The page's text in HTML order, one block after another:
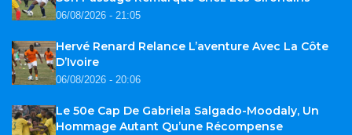
06/08/2026 - 21:05
Hervé Renard Relance L’aventure Avec La Côte
D’Ivoire
06/08/2026 - 20:06
Le 50e Cap De Gabriela Salgado-Moodaly, Un
Hommage Autant Qu’une Récompense